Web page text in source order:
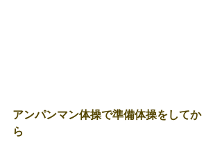
アンパンマン体操で準備体操をしてか
ら